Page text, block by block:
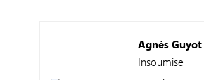
Agnès Guyot
Insoumise